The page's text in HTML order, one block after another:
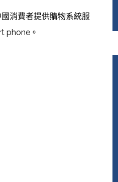
消費者提供購物系統服
phone。